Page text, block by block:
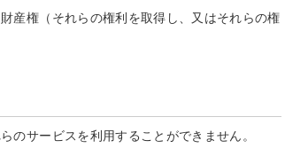
産権（それらの権利を取得し、又はそれらの権
のサービスを利用することができません。